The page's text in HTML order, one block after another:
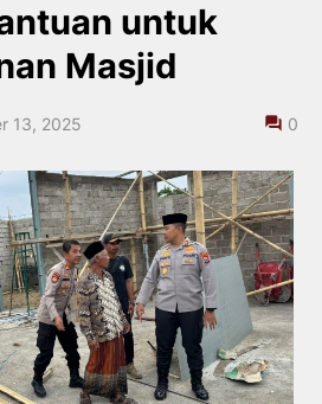
untuk
Masjid
13, 2025 0